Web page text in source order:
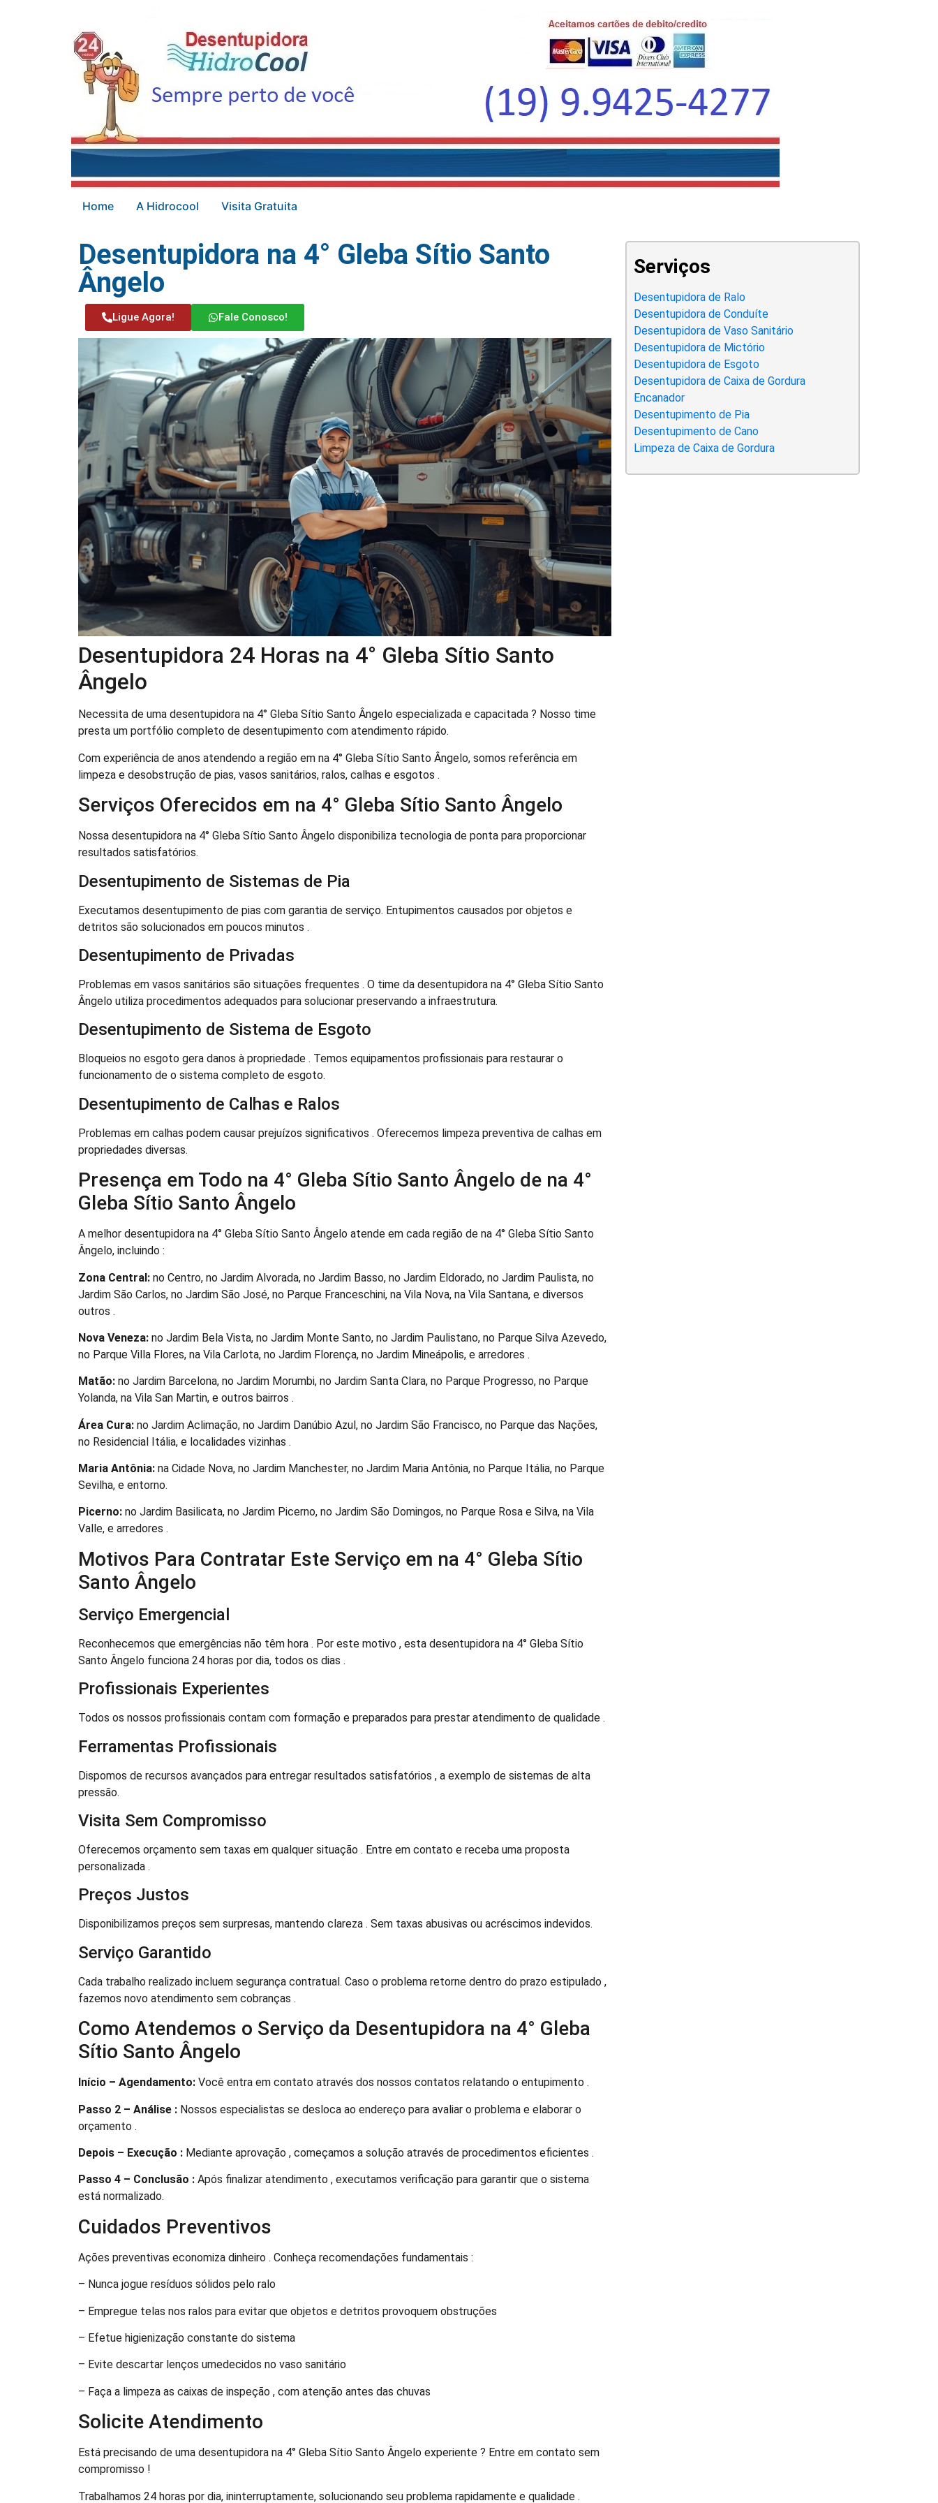
Home A Hidrocool Visita Gratuita
Desentupidora na 4° Gleba Sítio Santo
Ângelo
Ligue Agora! Fale Conosco!
Desentupidora 24 Horas na 4° Gleba Sítio Santo
Ângelo
Necessita de uma desentupidora na 4° Gleba Sítio Santo Ângelo especializada e capacitada ? Nosso time
presta um portfólio completo de desentupimento com atendimento rápido.
Com experiência de anos atendendo a região em na 4° Gleba Sítio Santo Ângelo, somos referência em
limpeza e desobstrução de pias, vasos sanitários, ralos, calhas e esgotos .
Serviços Oferecidos em na 4° Gleba Sítio Santo Ângelo
Nossa desentupidora na 4° Gleba Sítio Santo Ângelo disponibiliza tecnologia de ponta para proporcionar
resultados satisfatórios.
Desentupimento de Sistemas de Pia
Executamos desentupimento de pias com garantia de serviço. Entupimentos causados por objetos e
detritos são solucionados em poucos minutos .
Desentupimento de Privadas
Problemas em vasos sanitários são situações frequentes . O time da desentupidora na 4° Gleba Sítio Santo
Ângelo utiliza procedimentos adequados para solucionar preservando a infraestrutura.
Desentupimento de Sistema de Esgoto
Bloqueios no esgoto gera danos à propriedade . Temos equipamentos profissionais para restaurar o
funcionamento de o sistema completo de esgoto.
Desentupimento de Calhas e Ralos
Problemas em calhas podem causar prejuízos significativos . Oferecemos limpeza preventiva de calhas em
propriedades diversas.
Presença em Todo na 4° Gleba Sítio Santo Ângelo de na 4°
Gleba Sítio Santo Ângelo
A melhor desentupidora na 4° Gleba Sítio Santo Ângelo atende em cada região de na 4° Gleba Sítio Santo
Ângelo, incluindo :
Zona Central: no Centro, no Jardim Alvorada, no Jardim Basso, no Jardim Eldorado, no Jardim Paulista, no
Jardim São Carlos, no Jardim São José, no Parque Franceschini, na Vila Nova, na Vila Santana, e diversos
outros .
Nova Veneza: no Jardim Bela Vista, no Jardim Monte Santo, no Jardim Paulistano, no Parque Silva Azevedo,
no Parque Villa Flores, na Vila Carlota, no Jardim Florença, no Jardim Mineápolis, e arredores .
Matão: no Jardim Barcelona, no Jardim Morumbi, no Jardim Santa Clara, no Parque Progresso, no Parque
Yolanda, na Vila San Martin, e outros bairros .
Área Cura: no Jardim Aclimação, no Jardim Danúbio Azul, no Jardim São Francisco, no Parque das Nações,
no Residencial Itália, e localidades vizinhas .
Maria Antônia: na Cidade Nova, no Jardim Manchester, no Jardim Maria Antônia, no Parque Itália, no Parque
Sevilha, e entorno.
Picerno: no Jardim Basilicata, no Jardim Picerno, no Jardim São Domingos, no Parque Rosa e Silva, na Vila
Valle, e arredores .
Motivos Para Contratar Este Serviço em na 4° Gleba Sítio
Santo Ângelo
Serviço Emergencial
Reconhecemos que emergências não têm hora . Por este motivo , esta desentupidora na 4° Gleba Sítio
Santo Ângelo funciona 24 horas por dia, todos os dias .
Profissionais Experientes
Todos os nossos profissionais contam com formação e preparados para prestar atendimento de qualidade .
Ferramentas Profissionais
Dispomos de recursos avançados para entregar resultados satisfatórios , a exemplo de sistemas de alta
pressão.
Visita Sem Compromisso
Oferecemos orçamento sem taxas em qualquer situação . Entre em contato e receba uma proposta
personalizada .
Preços Justos
Disponibilizamos preços sem surpresas, mantendo clareza . Sem taxas abusivas ou acréscimos indevidos.
Serviço Garantido
Cada trabalho realizado incluem segurança contratual. Caso o problema retorne dentro do prazo estipulado ,
fazemos novo atendimento sem cobranças .
Como Atendemos o Serviço da Desentupidora na 4° Gleba
Sítio Santo Ângelo
Início – Agendamento: Você entra em contato através dos nossos contatos relatando o entupimento .
Passo 2 – Análise : Nossos especialistas se desloca ao endereço para avaliar o problema e elaborar o
orçamento .
Depois – Execução : Mediante aprovação , começamos a solução através de procedimentos eficientes .
Passo 4 – Conclusão : Após finalizar atendimento , executamos verificação para garantir que o sistema
está normalizado.
Cuidados Preventivos
Ações preventivas economiza dinheiro . Conheça recomendações fundamentais :
– Nunca jogue resíduos sólidos pelo ralo
– Empregue telas nos ralos para evitar que objetos e detritos provoquem obstruções
– Efetue higienização constante do sistema
– Evite descartar lenços umedecidos no vaso sanitário
– Faça a limpeza as caixas de inspeção , com atenção antes das chuvas
Solicite Atendimento
Está precisando de uma desentupidora na 4° Gleba Sítio Santo Ângelo experiente ? Entre em contato sem
compromisso !
Trabalhamos 24 horas por dia, ininterruptamente, solucionando seu problema rapidamente e qualidade .
Serviços
Desentupidora de Ralo
Desentupidora de Conduíte
Desentupidora de Vaso Sanitário
Desentupidora de Mictório
Desentupidora de Esgoto
Desentupidora de Caixa de Gordura
Encanador
Desentupimento de Pia
Desentupimento de Cano
Limpeza de Caixa de Gordura